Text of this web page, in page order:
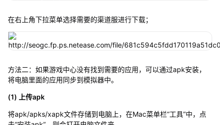
在右上角下拉菜单选择需要的渠道服进行下载；
方法二：如果游戏中心没有找到需要的应用，可以通过apk安装，
将电脑里面的应用同步到模拟器中。
(1) 上传apk
将apk/apks/xapk文件存储到电脑上，在Mac菜单栏“工具”中，点